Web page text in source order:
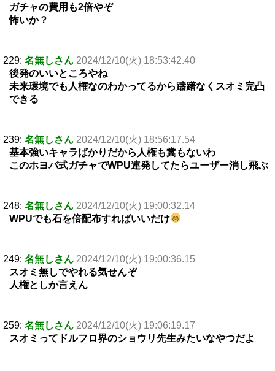
ガチャの費用も2倍やぞ
怖いか？
229: 名無しさん 2024/12/10(火) 18:53:42.40
後発のいいところやね
未来環境でも人権なのわかってるから躊躇なくスオミ完凸
できる
239: 名無しさん 2024/12/10(火) 18:56:17.54
基本強いキャラばかりだから人権も糞もないわ
このホヨバ式ガチャでWPU連発してたらユーザー消し飛ぶ
248: 名無しさん 2024/12/10(火) 19:00:32.14
WPUでも石を倍配布すればいいだけ
249: 名無しさん 2024/12/10(火) 19:00:36.15
スオミ無しでやれる気せんぞ
人権としか言えん
259: 名無しさん 2024/12/10(火) 19:06:19.17
スオミってドルフロ界のショウリ先生みたいなやつだよ